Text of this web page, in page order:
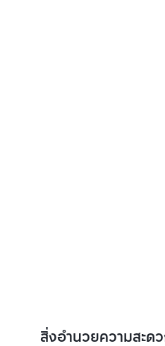
สิ่งอำนวยความสะด